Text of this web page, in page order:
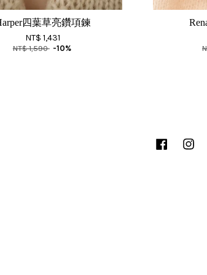
四葉草亮鑽項鍊
NT$ 1,431
NT$ 1,590 -10%
Facebook